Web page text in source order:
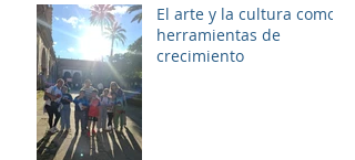
El arte y la cultura como
herramientas de
crecimiento